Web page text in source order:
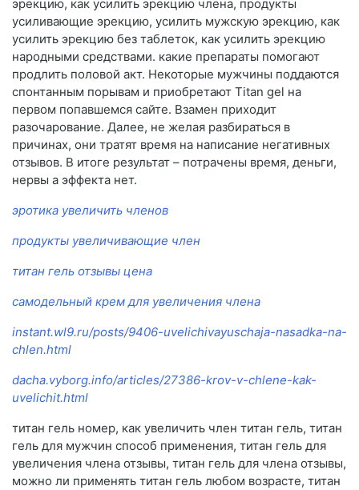
эрекцию, как усилить эрекцию члена, продукты
усиливающие эрекцию, усилить мужскую эрекцию, как
усилить эрекцию без таблеток, как усилить эрекцию
народными средствами. какие препараты помогают
продлить половой акт. Некоторые мужчины поддаются
спонтанным порывам и приобретают Titan gel на
первом попавшемся сайте. Взамен приходит
разочарование. Далее, не желая разбираться в
причинах, они тратят время на написание негативных
отзывов. В итоге результат – потрачены время, деньги,
нервы а эффекта нет.
эротика увеличить членов
продукты увеличивающие член
титан гель отзывы цена
самодельный крем для увеличения члена
instant.wl9.ru/posts/9406-uvelichivayuschaja-nasadka-na-
chlen.html
dacha.vyborg.info/articles/27386-krov-v-chlene-kak-
uvelichit.html
титан гель номер, как увеличить член титан гель, титан
гель для мужчин способ применения, титан гель для
увеличения члена отзывы, титан гель для члена отзывы,
можно ли применять титан гель любом возрасте, титан